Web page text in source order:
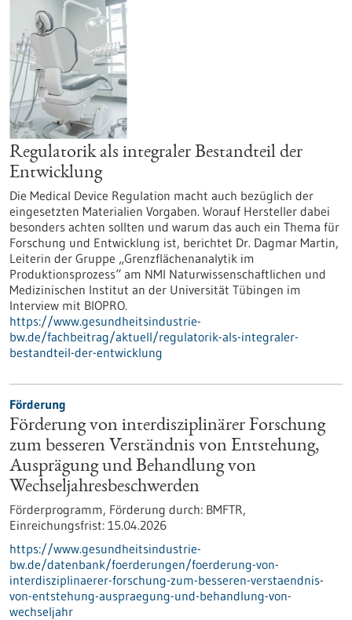
Regulatorik als integraler Bestandteil der
Entwicklung
Die Medical Device Regulation macht auch bezüglich der
eingesetzten Materialien Vorgaben. Worauf Hersteller dabei
besonders achten sollten und warum das auch ein Thema für
Forschung und Entwicklung ist, berichtet Dr. Dagmar Martin,
Leiterin der Gruppe „Grenzflächenanalytik im
Produktionsprozess“ am NMI Naturwissenschaftlichen und
Medizinischen Institut an der Universität Tübingen im
Interview mit BIOPRO.
https://www.gesundheitsindustrie-
bw.de/fachbeitrag/aktuell/regulatorik-als-integraler-
bestandteil-der-entwicklung
Förderung
Förderung von interdisziplinärer Forschung
zum besseren Verständnis von Entstehung,
Ausprägung und Behandlung von
Wechseljahresbeschwerden
Förderprogramm, Förderung durch: BMFTR,
Einreichungsfrist: 15.04.2026
https://www.gesundheitsindustrie-
bw.de/datenbank/foerderungen/foerderung-von-
interdisziplinaerer-forschung-zum-besseren-verstaendnis-
von-entstehung-auspraegung-und-behandlung-von-
wechseljahr